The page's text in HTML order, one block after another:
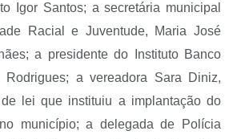
Igor Santos; a secretária municipal
Racial e Juventude, Maria José
a presidente do Instituto Banco
Rodrigues; a vereadora Sara Diniz,
lei que instituiu a implantação do
município; a delegada de Polícia